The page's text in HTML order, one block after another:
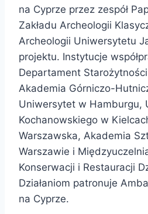
na Cyprze przez zespół
Zakładu Archeologii
Archeologii Uniwersytetu
projektu. Instytucje
Departament
Akademia Górniczo-
Uniwersytet w Hamburgu,
Kochanowskiego w
Warszawska, Akademia
Warszawie i
Konserwacji i Restauracji
Działaniom patronuje
na Cyprze.